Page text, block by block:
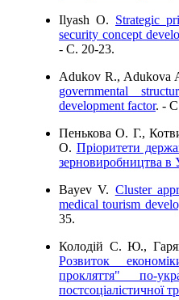
Ilyash O. Strategic
security concept
- C. 20-23.
Adukov R., Adukova
governmental
development factor. -
Пенькова О. Г.,
О. Пріоритети
зерновиробництва в
Bayev V. Cluster
medical tourism
35.
Колодій С. Ю.,
Розвиток
прокляття" по-
постсоціалістичної